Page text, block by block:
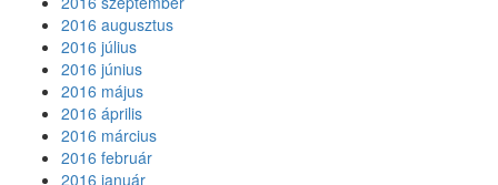
2016 augusztus
2016 július
2016 június
2016 május
2016 április
2016 március
2016 február
2016 január